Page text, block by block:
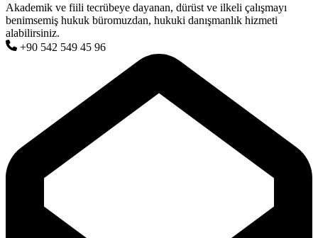
Akademik ve fiili tecrübeye dayanan, dürüst ve ilkeli çalışmayı
benimsemiş hukuk büromuzdan, hukuki danışmanlık hizmeti
alabilirsiniz.
+90 542 549 45 96